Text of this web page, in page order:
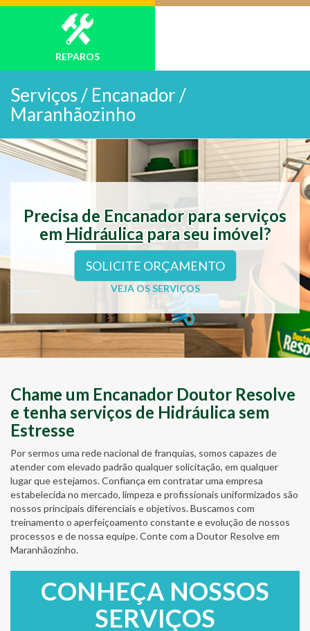
REPAROS
Serviços / Encanador /
Maranhãozinho
Precisa de Encanador para serviços
em Hidráulicapara seu imóvel?
SOLICITE ORÇAMENTO
VEJA OS SERVIÇOS
Chame um Encanador Doutor Resolve
e tenha serviços de Hidráulica sem
Estresse
Por sermos uma rede nacional de franquias, somos capazes de
atender com elevado padrão qualquer solicitação, em qualquer
lugar que estejamos. Confiança em contratar uma empresa
estabelecida no mercado, limpeza e profissionais uniformizados são
nossos principais diferenciais e objetivos. Buscamos com
treinamento o aperfeiçoamento constante e evolução de nossos
processos e de nossa equipe. Conte com a Doutor Resolve em
Maranhãozinho.
CONHEÇA NOSSOS
SERVIÇOS